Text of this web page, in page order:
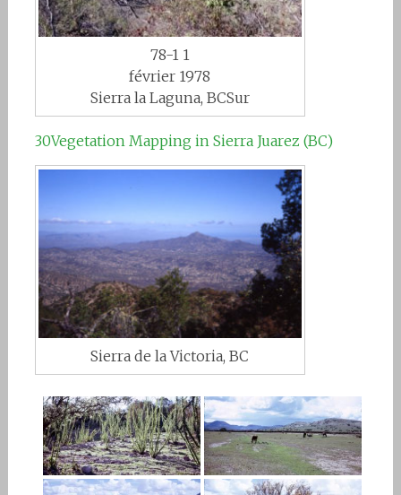
78-1 1
février 1978
Sierra la Laguna, BCSur
30Vegetation Mapping in Sierra Juarez (BC)
Sierra de la Victoria, BC